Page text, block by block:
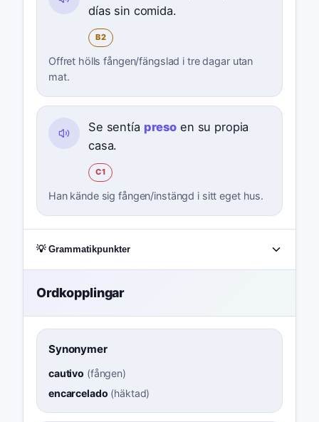
días sin comida.
B2
Offret hölls fången/fängslad i tre dagar utan
mat.
Se sentía preso en su propia
casa.
C1
Han kände sig fången/instängd i sitt eget hus.
💡 Grammatikpunkter
Ordkopplingar
Synonymer
cautivo (fången)
encarcelado (häktad)